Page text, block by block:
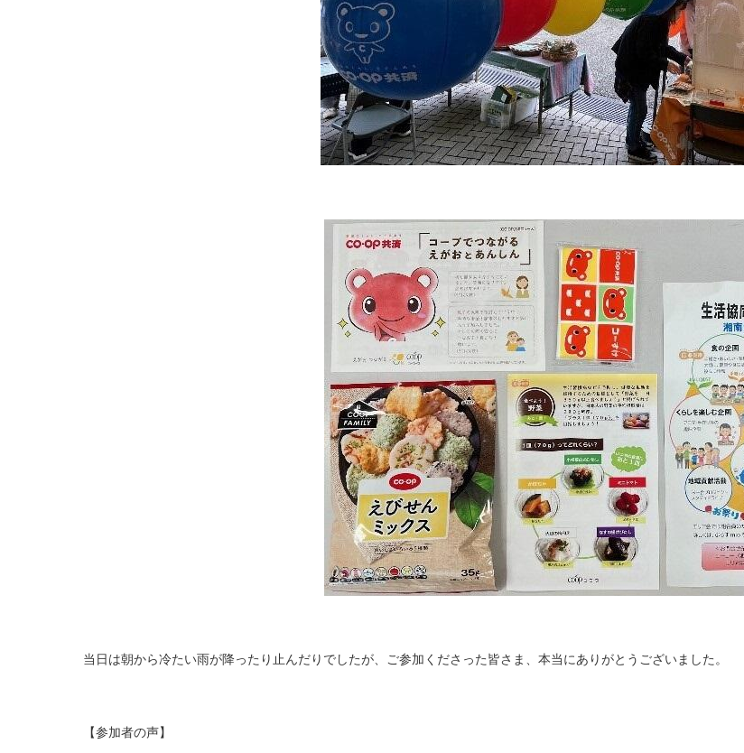
当日は朝から冷たい雨が降ったり止んだりでしたが、ご参加くださった皆さま、本当にありがとうございました。
【参加者の声】